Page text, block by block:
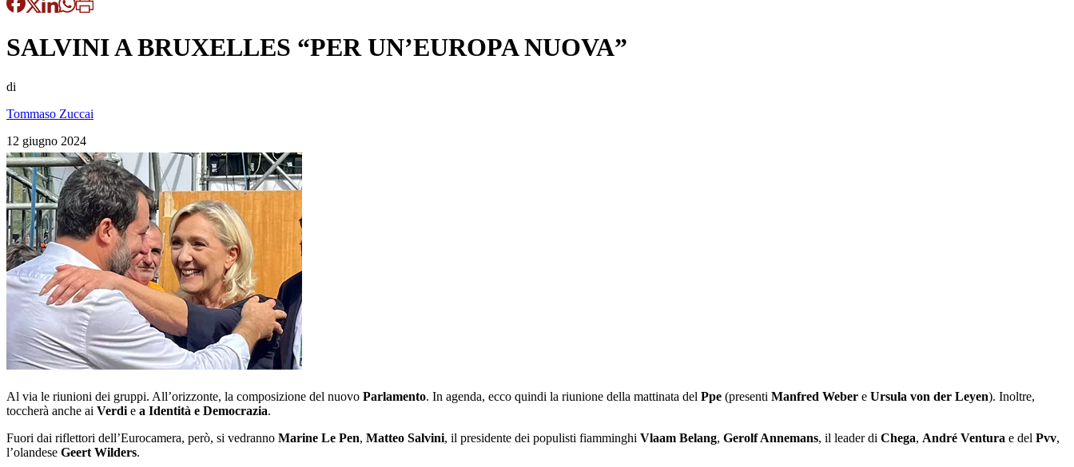
SALVINI A BRUXELLES “PER UN’EUROPA NUOVA”
di
Tommaso Zuccai
12 giugno 2024
Al via le riunioni dei gruppi. All’orizzonte, la composizione del nuovo Parlamento. In agenda, ecco quindi la riunione della mattinata del Ppe (presenti Manfred Weber e Ursula von der Leyen). Inoltre,
toccherà anche ai Verdi e a Identità e Democrazia.
Fuori dai riflettori dell’Eurocamera, però, si vedranno Marine Le Pen, Matteo Salvini, il presidente dei populisti fiamminghi Vlaam Belang, Gerolf Annemans, il leader di Chega, André Ventura e del Pvv,
l’olandese Geert Wilders.